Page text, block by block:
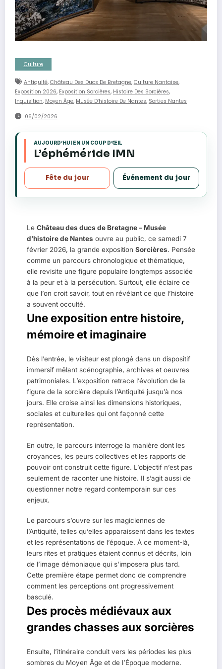
Culture
Antiquité, Château Des Ducs De Bretagne, Culture Nantaise,
Exposition 2026, Exposition Sorcières, Histoire Des Sorcières,
Inquisition, Moyen Âge, Musée D’histoire De Nantes, Sorties Nantes
06/02/2026
AUJOURD’HUI EN UN COUP D’ŒIL
L’éphéméride IMN
Fête du jour Événement du jour
Le Château des ducs de Bretagne – Musée
d’histoire de Nantes ouvre au public, ce samedi 7
février 2026, la grande exposition Sorcières. Pensée
comme un parcours chronologique et thématique,
elle revisite une figure populaire longtemps associée
à la peur et à la persécution. Surtout, elle éclaire ce
que l’on croit savoir, tout en révélant ce que l’histoire
a souvent occulté.
Une exposition entre histoire,
mémoire et imaginaire
Dès l’entrée, le visiteur est plongé dans un dispositif
immersif mêlant scénographie, archives et oeuvres
patrimoniales. L’exposition retrace l’évolution de la
figure de la sorcière depuis l’Antiquité jusqu’à nos
jours. Elle croise ainsi les dimensions historiques,
sociales et culturelles qui ont façonné cette
représentation.
En outre, le parcours interroge la manière dont les
croyances, les peurs collectives et les rapports de
pouvoir ont construit cette figure. L’objectif n’est pas
seulement de raconter une histoire. Il s’agit aussi de
questionner notre regard contemporain sur ces
enjeux.
Le parcours s’ouvre sur les magiciennes de
l’Antiquité, telles qu’elles apparaissent dans les textes
et les représentations de l’époque. À ce moment-là,
leurs rites et pratiques étaient connus et décrits, loin
de l’image démoniaque qui s’imposera plus tard.
Cette première étape permet donc de comprendre
comment les perceptions ont progressivement
basculé.
Des procès médiévaux aux
grandes chasses aux sorcières
Ensuite, l’itinéraire conduit vers les périodes les plus
sombres du Moyen Âge et de l’Époque moderne.